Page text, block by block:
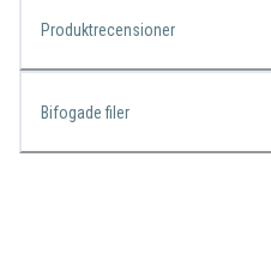
Produktrecensioner
Bifogade filer